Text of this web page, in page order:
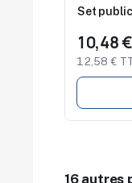
Set
10,48 €
12,58 €
16 autres